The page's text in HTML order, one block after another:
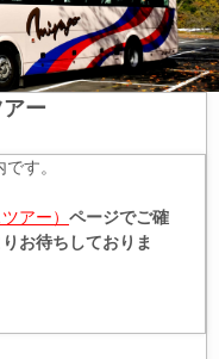
ー
です。
アー） ページでご確
お待ちしておりま